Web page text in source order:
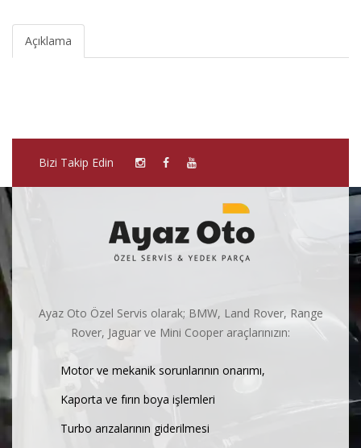
Açıklama
Bizi Takip Edin
Ayaz Oto Özel Servis olarak; BMW, Land Rover, Range
Rover, Jaguar ve Mini Cooper araçlarınızın:
Motor ve mekanik sorunlarının onarımı,
Kaporta ve fırın boya işlemleri
Turbo arızalarının giderilmesi